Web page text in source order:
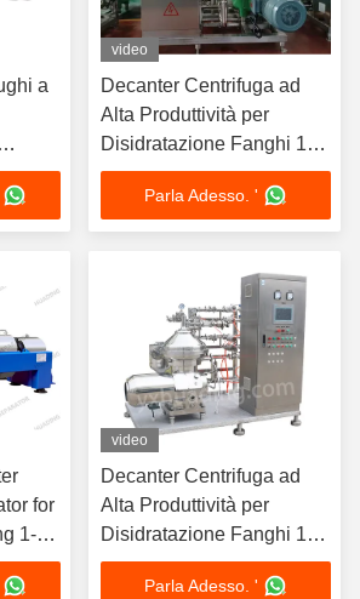
a
fanghi
video
Decanter Centrifuga ad
Alta Produttività per
Disidratazione Fanghi 1-
100 m³/h
Parla Adesso. '
for
1-
video
Decanter Centrifuga ad
Alta Produttività per
Disidratazione Fanghi 1-
100 m³/h
Parla Adesso. '